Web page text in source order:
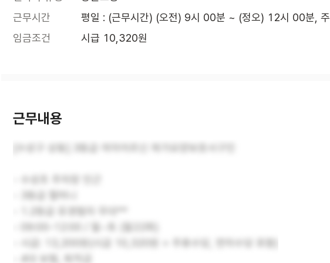
근무시간
평일 : (근무시간) (오전) 9시 00분 ~ (정오) 12시 00분,
임금조건
시급 10,320원
근무내용